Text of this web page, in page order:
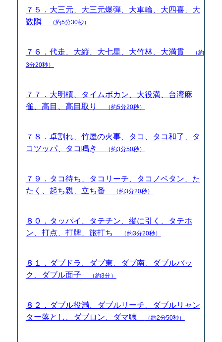
７５．大三元、大三元爆弾、大車輪、大四喜、大
数隣
（約5分30秒）
７６．代走、大縦、大七星、大竹林、大満貫
（約
3分20秒）
７７．大明槓、タイムボカン、大役満、台湾麻
雀、高目、高目取り
（約5分20秒）
７８．卓割れ、竹屋の火事、タコ、タコ和了、タ
コツッパ、タコ鳴き
（約3分50秒）
７９．タコ待ち、タコリーチ、タコノベタン、た
たく、起ち親、立ち番
（約3分20秒）
８０．タッパイ、タテチン、縦に引く、タテホ
ン、打点、打牌、旅打ち
（約3分20秒）
８１．ダブドラ、ダブ東、ダブ南、ダブルバッ
ク、ダブル面子
（約3分）
８２．ダブル役満、ダブルリーチ、ダブルリャン
ター落とし、ダブロン、ダマ聴
（約2分50秒）